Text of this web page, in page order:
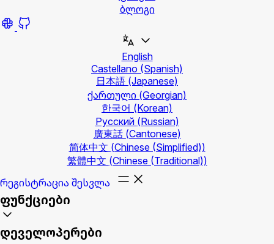
ბლოგი
English
Castellano (Spanish)
日本語 (Japanese)
ქართული (Georgian)
한국어 (Korean)
Русский (Russian)
廣東話 (Cantonese)
简体中文 (Chinese (Simplified))
繁體中文 (Chinese (Traditional))
რეგისტრაცია შესვლა
ფუნქციები
დეველოპერები